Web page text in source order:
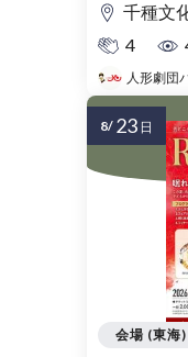
千種文
4
人形劇団
会場 (東海)
8/ 23 日